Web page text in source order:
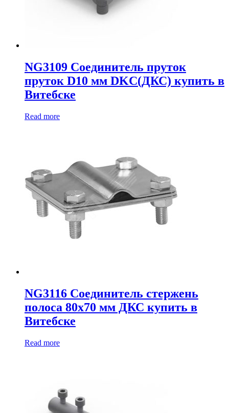
NG3109 Соединитель пруток
пруток D10 мм DKC(ДКС) купить в
Витебске
Read more
NG3116 Соединитель стержень
полоса 80х70 мм ДКС купить в
Витебске
Read more